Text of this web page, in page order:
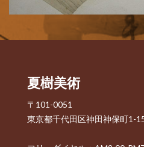
夏樹美術
〒101-0051
東京都千代田区神田神保町1-